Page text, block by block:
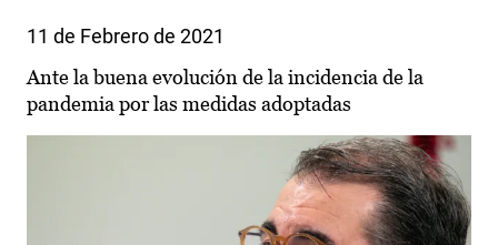
11 de Febrero de 2021
Ante la buena evolución de la incidencia de la
pandemia por las medidas adoptadas